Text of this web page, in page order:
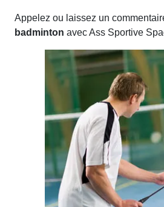
Appelez ou laissez un
badminton avec Ass Sportive